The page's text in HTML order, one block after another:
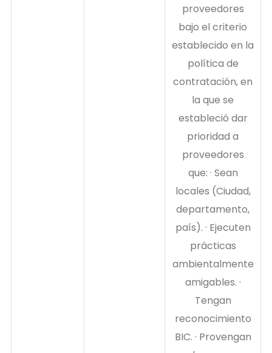
proveedores
bajo el criterio
establecido en la
política de
contratación, en
la que se
estableció dar
prioridad a
proveedores
que: · Sean
locales (Ciudad,
departamento,
país). · Ejecuten
prácticas
ambientalmente
amigables. ·
Tengan
reconocimiento
BIC. · Provengan